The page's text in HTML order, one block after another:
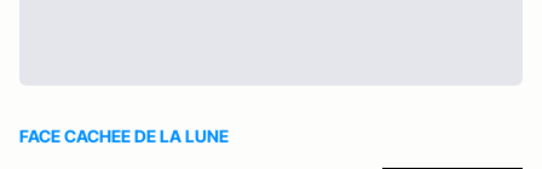
FACE CACHEE DE LA LUNE